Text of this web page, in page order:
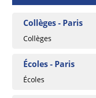
Collèges - Paris
Collèges
Écoles - Paris
Écoles